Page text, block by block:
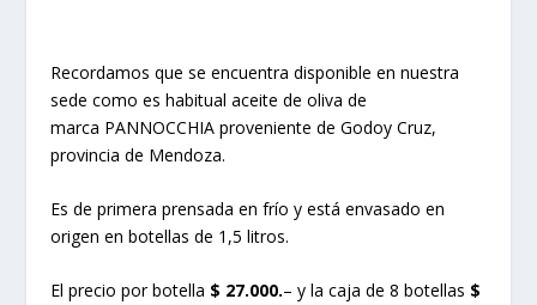
Recordamos que se encuentra disponible en nuestra
sede como es habitual aceite de oliva de
marca PANNOCCHIA proveniente de Godoy Cruz,
provincia de Mendoza.
Es de primera prensada en frío y está envasado en
origen en botellas de 1,5 litros.
El precio por botella $ 27.000.– y la caja de 8 botellas $